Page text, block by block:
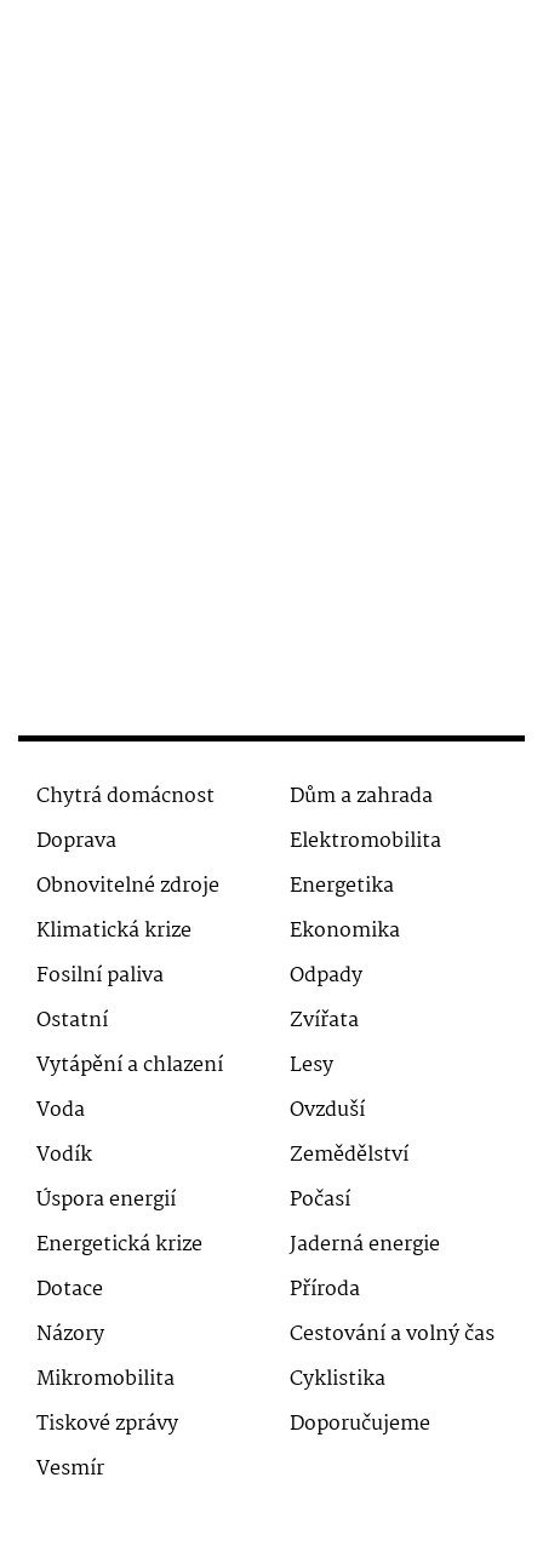
Chytrá domácnost
Dům a zahrada
Doprava
Elektromobilita
Obnovitelné zdroje
Energetika
Klimatická krize
Ekonomika
Fosilní paliva
Odpady
Ostatní
Zvířata
Vytápění a chlazení
Lesy
Voda
Ovzduší
Vodík
Zemědělství
Úspora energií
Počasí
Energetická krize
Jaderná energie
Dotace
Příroda
Názory
Cestování a volný čas
Mikromobilita
Cyklistika
Tiskové zprávy
Doporučujeme
Vesmír